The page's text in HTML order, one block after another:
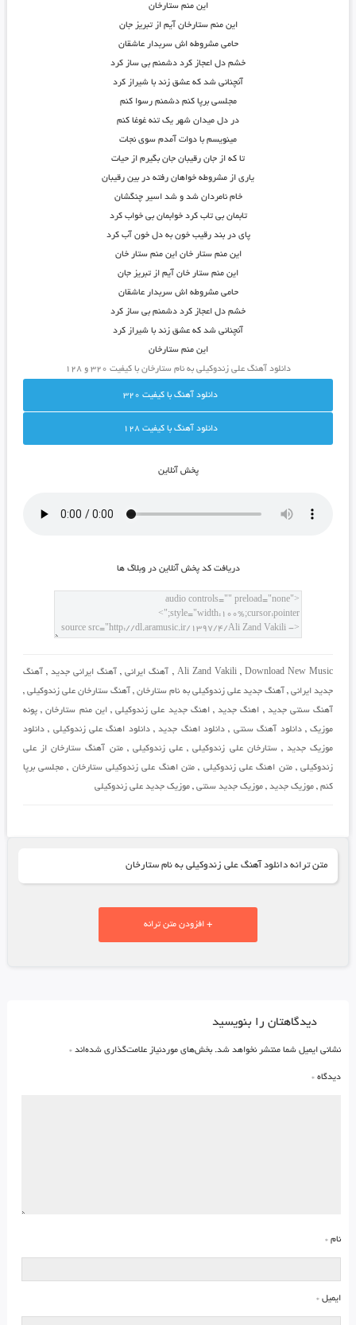
این منم ستارخان
این منم ستارخان آیم از تبریز جان
حامی مشروطه اش سربدار عاشقان
خشم دل اعجاز کرد دشمنم بی ساز کرد
آنچنانی شد که عشق زند با شیراز کرد
مجلسی برپا کنم دشمنم رسوا کنم
در دل میدان شهر یک تنه غوغا کنم
مینویسم با دوات آمدم سوی نجات
تا که از جان رقیبان جان بگیرم از حیات
یاری از مشروطه خواهان رفته در بین رقیبان
خام نامردان شد و شد اسیر چنگشان
تابمان بی تاب کرد خوابمان بی خواب کرد
پای در بند رقیب خون به دل خون آب کرد
این منم ستار خان این منم ستار خان
این منم ستار خان آیم از تبریز جان
حامی مشروطه اش سربدار عاشقان
خشم دل اعجاز کرد دشمنم بی ساز کرد
آنچنانی شد که عشق زند با شیراز کرد
این منم ستارخان
دانلود آهنگ علی زندوکیلی به نام ستارخان با کیفیت ۳۲۰ و ۱۲۸
دانلود آهنگ با کيفيت 320
دانلود آهنگ با کيفيت 128
پخش آنلاين
دريافت کد پخش آنلاين در وبلاگ ها
Ali Zand Vakili, Download New Music
, آهنگ ایرانی, آهنگ ایرانی جدید, آهنگ
جدید ایرانی, آهنگ جدید علی زندوکیلی به نام ستارخان, آهنگ ستارخان علی زندوکیلی ,
آهنگ سنتی جدید , اهنگ جدید,اهنگ جدید علی زندوکیلی,این منم ستارخان,پونه
موزیک,دانلود آهنگ سنتی , دانلود اهنگ جدید,دانلود اهنگ علی زندوکیلی ,دانلود
موزیک جدید, ستارخان علی زندوکیلی, علی زندوکیلی ,متن آهنگ ستارخان از علی
زندوکیلی,متن اهنگ علی زندوکیلی , متن اهنگ علی زندوکیلی ستارخان , مجلسی برپا
کنم, موزیک جدید, موزیک جدید سنتی, موزیک جدید علی زندوکیلی
متن ترانه دانلود آهنگ علی زندوکیلی به نام ستارخان
+ افزودن متن ترانه
دیدگاهتان را بنویسید
نشانی ایمیل شما منتشر نخواهد شد. بخش‌های موردنیاز علامت‌گذاری شده‌اند *
دیدگاه *
نام *
ایمیل *